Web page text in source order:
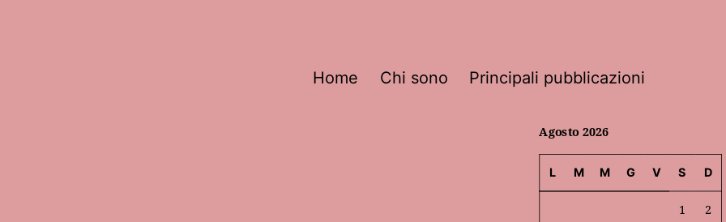
Home Chi sono Principali pubblicazioni
Agosto 2026
L M M G V S D
1 2